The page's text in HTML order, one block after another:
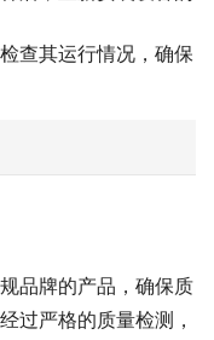
查其运行情况，确保
品牌的产品，确保质
过严格的质量检测，